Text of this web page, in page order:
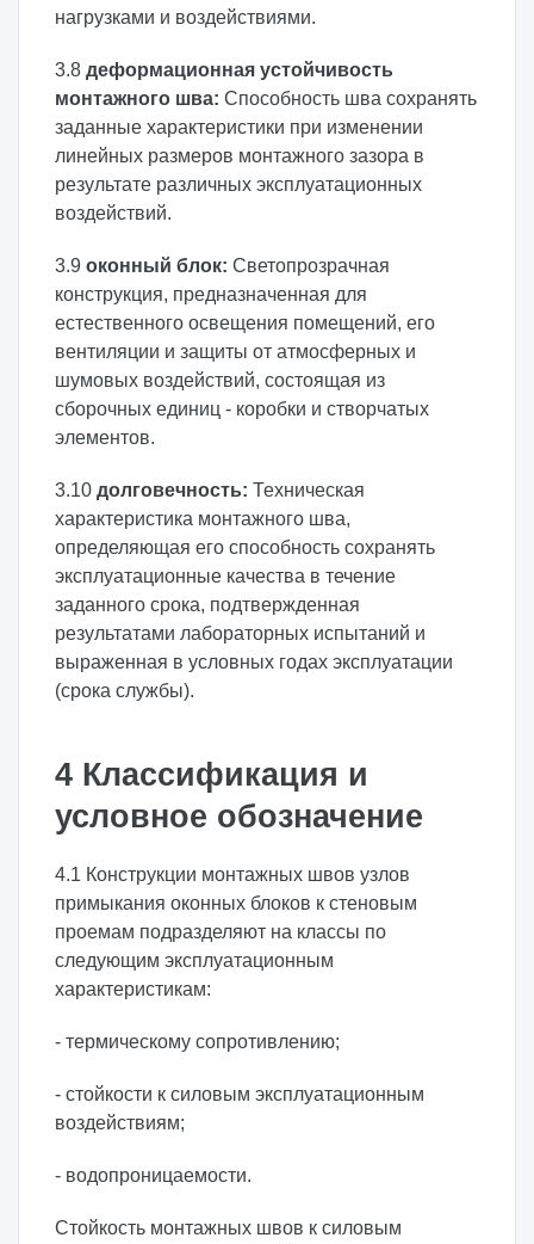
нагрузками и воздействиями.
3.8 деформационная устойчивость
монтажного шва: Способность шва сохранять
заданные характеристики при изменении
линейных размеров монтажного зазора в
результате различных эксплуатационных
воздействий.
3.9 оконный блок: Светопрозрачная
конструкция, предназначенная для
естественного освещения помещений, его
вентиляции и защиты от атмосферных и
шумовых воздействий, состоящая из
сборочных единиц - коробки и створчатых
элементов.
3.10 долговечность: Техническая
характеристика монтажного шва,
определяющая его способность сохранять
эксплуатационные качества в течение
заданного срока, подтвержденная
результатами лабораторных испытаний и
выраженная в условных годах эксплуатации
(срока службы).
4 Классификация и
условное обозначение
4.1 Конструкции монтажных швов узлов
примыкания оконных блоков к стеновым
проемам подразделяют на классы по
следующим эксплуатационным
характеристикам:
- термическому сопротивлению;
- стойкости к силовым эксплуатационным
воздействиям;
- водопроницаемости.
Стойкость монтажных швов к силовым